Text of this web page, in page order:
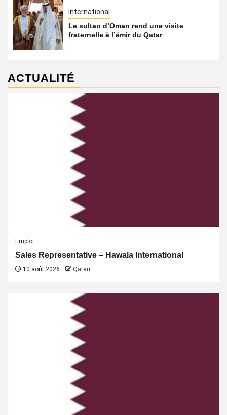
International
Le sultan d’Oman rend une visite
fraternelle à l’émir du Qatar
ACTUALITÉ
Emploi
Sales Representative – Hawala International
10 août 2026 Qatari